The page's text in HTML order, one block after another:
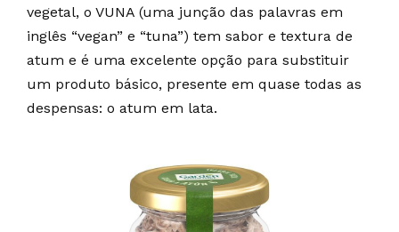
vegetal, o VUNA (uma junção das palavras em
inglês “vegan” e “tuna”) tem sabor e textura de
atum e é uma excelente opção para substituir
um produto básico, presente em quase todas as
despensas: o atum em lata.